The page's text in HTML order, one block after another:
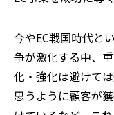
今やEC戦国時代と
争が激化する中、
化・強化は避けて
思うように顧客が